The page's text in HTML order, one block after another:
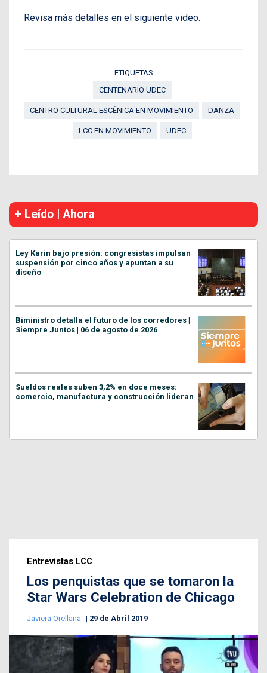
Revisa más detalles en el siguiente video.
ETIQUETAS
CENTENARIO UDEC
CENTRO CULTURAL ESCÉNICA EN MOVIMIENTO DANZA
LCC EN MOVIMIENTO UDEC
+ Leído | Ahora
Ley Karin bajo presión: congresistas impulsan
suspensión por cinco años y apuntan a su
diseño
Biministro detalla el futuro de los corredores |
Siempre Juntos | 06 de agosto de 2026
Sueldos reales suben 3,2% en doce meses:
comercio, manufactura y construcción lideran
Entrevistas LCC
Los penquistas que se tomaron la
Star Wars Celebration de Chicago
Javiera Orellana 29 de Abril 2019